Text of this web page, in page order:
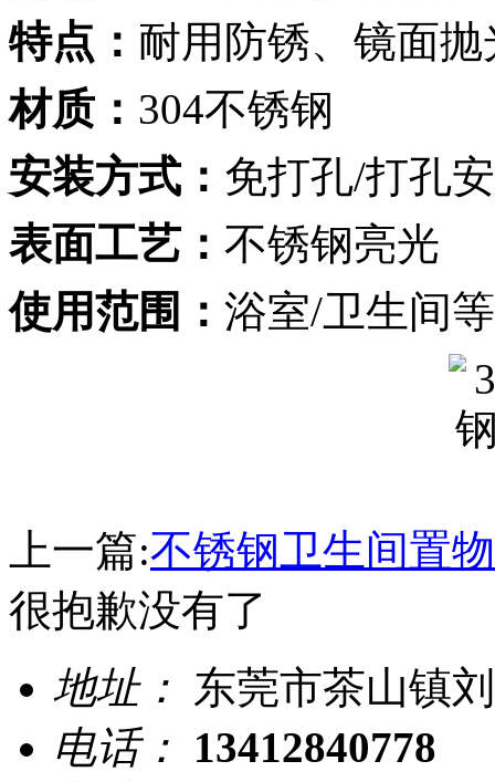
特点： 耐用防锈、镜面抛
材质： 304不锈钢
安装方式： 免打孔/打孔
表面工艺： 不锈钢亮光
使用范围： 浴室/卫生间等
上一篇:不锈钢卫生间置
很抱歉没有了
地址： 东莞市茶山镇
电话： 13412840778